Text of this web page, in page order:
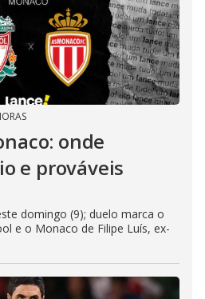
onde
e prováveis
domingo (9); duelo marca o
e o Monaco de Filipe Luís, ex-